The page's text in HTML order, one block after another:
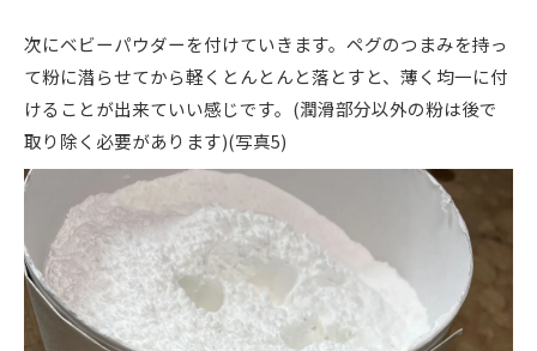
次にベビーパウダーを付けていきます。ペグのつまみを持っ
て粉に潜らせてから軽くとんとんと落とすと、薄く均一に付
けることが出来ていい感じです。(潤滑部分以外の粉は後で
取り除く必要があります)(写真5)